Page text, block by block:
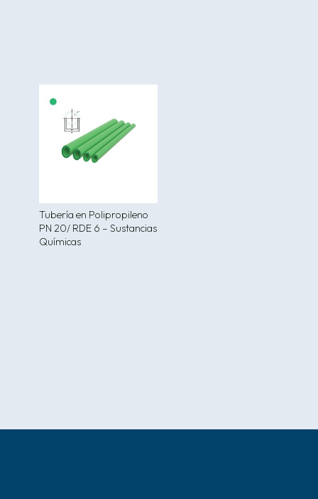
Tubería en Polipropileno
PN 20/ RDE 6 – Sustancias
Químicas